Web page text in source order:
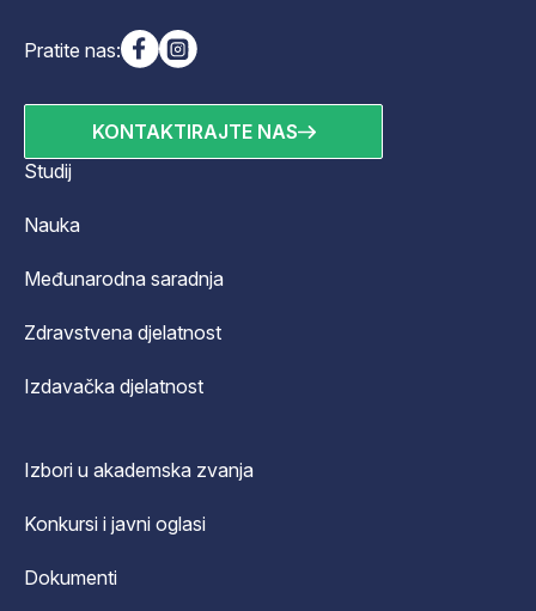
Pratite nas:
KONTAKTIRAJTE NAS
Studij
Nauka
Međunarodna saradnja
Zdravstvena djelatnost
Izdavačka djelatnost
Izbori u akademska zvanja
Konkursi i javni oglasi
Dokumenti